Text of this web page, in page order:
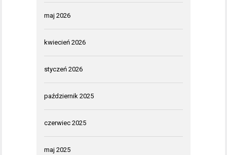
maj 2026
kwiecień 2026
styczeń 2026
październik 2025
czerwiec 2025
maj 2025